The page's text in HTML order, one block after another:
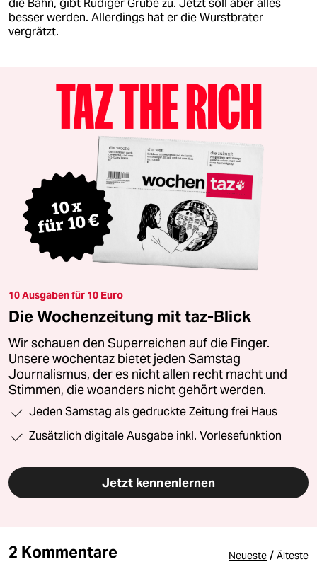
die Bahn, gibt Rüdiger Grube zu. Jetzt soll aber alles
besser werden. Allerdings hat er die Wurstbrater
vergrätzt.
10 Ausgaben für 10 Euro
Die Wochenzeitung mit taz-Blick
Wir schauen den Superreichen auf die Finger.
Unsere wochentaz bietet jeden Samstag
Journalismus, der es nicht allen recht macht und
Stimmen, die woanders nicht gehört werden.
Jeden Samstag als gedruckte Zeitung frei Haus
Zusätzlich digitale Ausgabe inkl. Vorlesefunktion
Jetzt kennenlernen
2 Kommentare Neueste / Älteste